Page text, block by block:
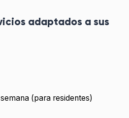
adaptados a sus
(para residentes)